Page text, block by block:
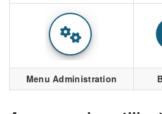
Menu Administration